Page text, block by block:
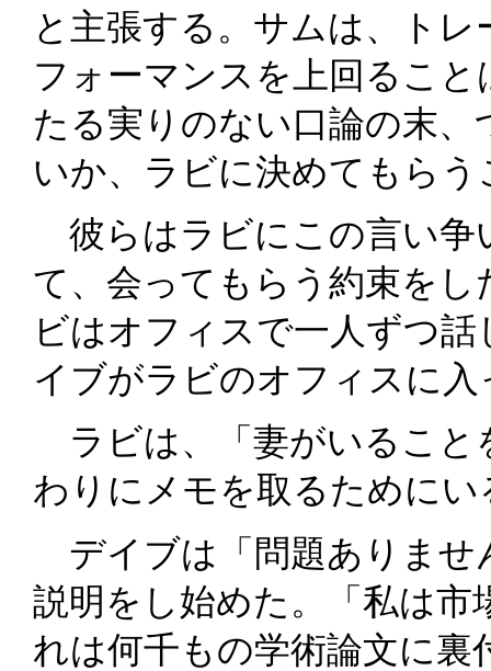
と主張する。サムは、ト
フォーマンスを上回るこ
たる実りのない口論の末
いか、ラビに決めてもらう
彼らはラビにこの言い争
て、会ってもらう約束を
ビはオフィスで一人ずつ
イブがラビのオフィスに入
ラビは、「妻がいること
わりにメモを取るために
デイブは「問題ありませ
説明をし始めた。「私は
れは何千もの学術論文に